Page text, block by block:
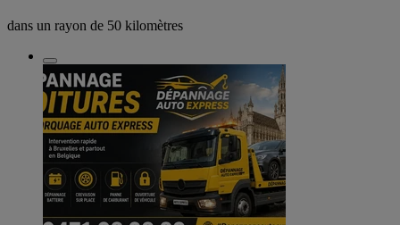
dans un rayon de 50 kilomètres